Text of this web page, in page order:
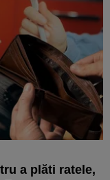
a plăti ratele,